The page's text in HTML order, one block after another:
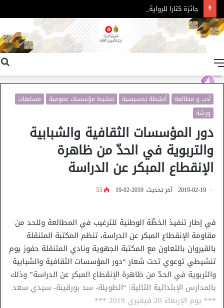
جائزة كتارا للرواية العربية – الدورة 11
أدب و مطالعة أنشطة تحسيسية تنشيط مؤسسات عمومية
مسابقات
ورشة
دور المؤسسات الثقافية والشبابية
والتربوية في الحدّ من ظاهرة
الإنقطاع المبكر عن الدراسة
2019-02-19 آخر تحديث: 2019-02-19 53
في إطار تنفيذ الخطّة الوطنية للترغيب في المطالعة وللحد من
مقاومة الإنقطاع المبكر عن الدراسة، تنظم المكتبة المتنقلة
بالقيروان بالتعاون مع المكتبة الجهوية ونادي المتنقلة حفوز يوم
تنشيطي توعوي تحت شعار “دور المؤسسات الثقافية والشبابية
والتربوية في الحدّ من ظاهرة الإنقطاع المبكر عن الدراسة” وذلك
بالمدارس الإبتدائية التالية: “الطويلة- سد بورقيبة- سيدي سعد
*** يوم الإربعاء 20 فيفيري 2019 ***